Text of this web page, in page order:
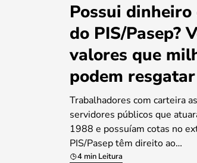
Possui dinheiro
do PIS/Pasep?
valores que
podem resgatar
Trabalhadores com carteira
servidores públicos que
1988 e possuíam cotas no
PIS/Pasep têm direito ao…
4 min Leitura